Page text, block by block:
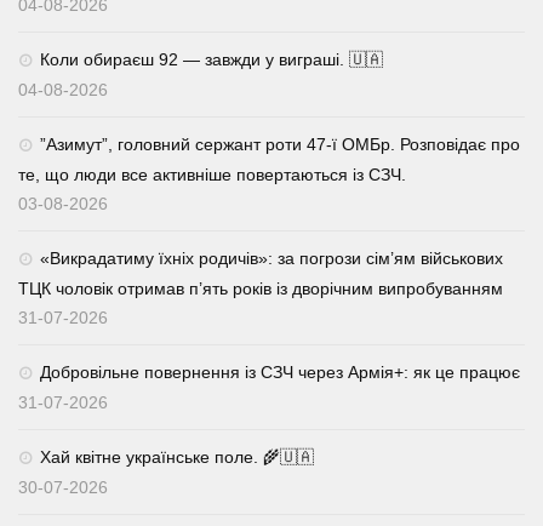
04-08-2026
Коли обираєш 92 — завжди у виграші. 🇺🇦
04-08-2026
⁨”Азимут”, головний сержант роти 47-ї ОМБр. Розповідає про
те, що люди все активніше повертаються із СЗЧ.
03-08-2026
«Викрадатиму їхніх родичів»: за погрози сім’ям військових
ТЦК чоловік отримав п’ять років із дворічним випробуванням
31-07-2026
Добровільне повернення із СЗЧ через Армія+: як це працює
31-07-2026
Хай квітне українське поле. 🌾🇺🇦
30-07-2026